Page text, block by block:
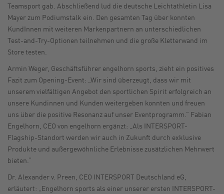
Teamsport gab. Abschließend lud die deutsche Leichtathletin Lisa
Mayer zum Podiumstalk ein. Den gesamten Tag über konnten
KundInnen mit weiteren Markenpartnern an unterschiedlichen
Test-and-Try-Optionen teilnehmen und die große Kletterwand im
Store testen.
Armin Weger, Geschäftsführer engelhorn sports, zieht ein positives
Fazit zum Opening-Event: „Wir sind überzeugt, dass wir mit
unserem vielfältigen Angebot den sportlichen Spirit erfolgreich an
unsere Kundinnen und Kunden weitergeben konnten und freuen
uns über die positive Resonanz auf unser Eventprogramm.” Fabian
Engelhorn, CEO von engelhorn ergänzt: „Als INTERSPORT-
Flagship-Standort werden wir auch in Zukunft durch exklusive
Produkte und außergewöhnliche Erlebnisse zusätzlichen Mehrwert
bieten.“
Dr. Alexander v. Preen, CEO INTERSPORT Deutschland eG,
erläutert: „Engelhorn sports als einer unserer ersten INTERSPORT-